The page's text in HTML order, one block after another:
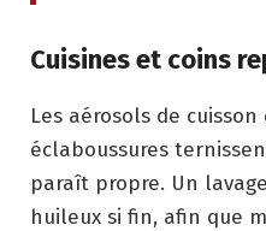
Cuisines et coins
Les aérosols de
éclaboussures
paraît propre. Un
huileux si fin, afin que